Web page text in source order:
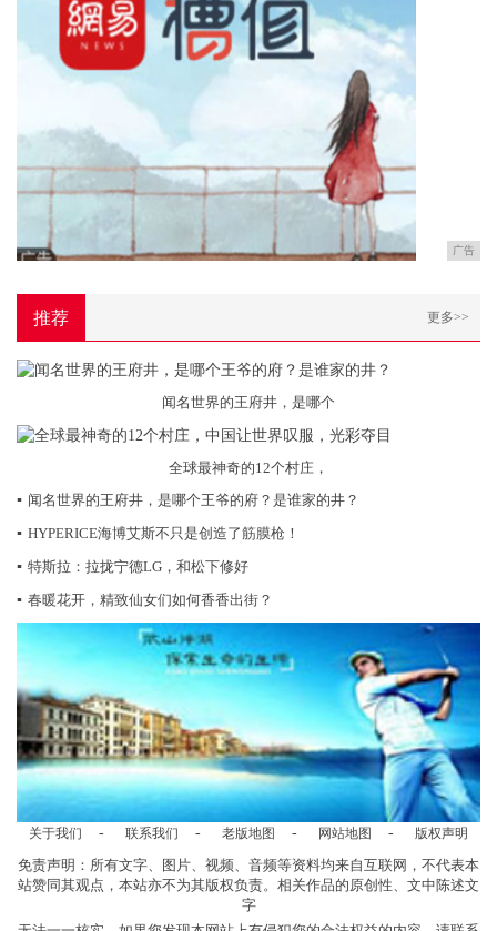
广告
推荐 更多>>
闻名世界的王府井，是哪个
全球最神奇的12个村庄，
▪ 闻名世界的王府井，是哪个王爷的府？是谁家的井？
▪ HYPERICE海博艾斯不只是创造了筋膜枪！
▪ 特斯拉：拉拢宁德LG，和松下修好
▪ 春暖花开，精致仙女们如何香香出街？
关于我们 - 联系我们 - 老版地图 - 网站地图 - 版权声明
免责声明：所有文字、图片、视频、音频等资料均来自互联网，不代表本
站赞同其观点，本站亦不为其版权负责。相关作品的原创性、文中陈述文
字